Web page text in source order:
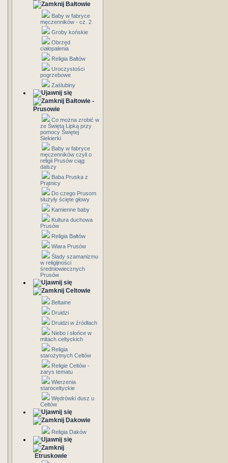
Bałtowie
Baby w fabryce
męczenników - cz. 2
Groby końskie
Obrzęd
ciałopalenia
Religia Bałtów
Uroczystości
pogrzebowe
Zaślubiny
Bałtowie -
Prusowie
Co można zrobić w
ze Świętą Lipką przy
pomocy Świętej
Siekierki
Baby w fabryce
męczenników czyli o
religii Prusów ciąg
dalszy
Baba Pruska z
Prątnicy
Do czego Prusom
służyły ścięte głowy
Kamienne baby
Kultura duchowa
Prusów
Religia Bałtów
Wiara Prusów
Ślady szamanizmu
w religijności
średniowiecznych
Prusów
Celtowie
Beltaine
Druidzi
Druidzi w źródłach
Niebo i słońce w
mitach celtyckich
Religia
starożytnych Celtów
Religie Celtów -
zarys tematu
Wierzenia
staroceltyckie
Wędrówki dusz u
Celtów
Dakowie
Religia Daków
Etruskowie